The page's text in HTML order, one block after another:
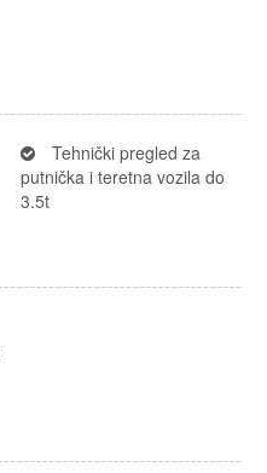
Tehnički pregled za
putnička i teretna vozila do
3.5t